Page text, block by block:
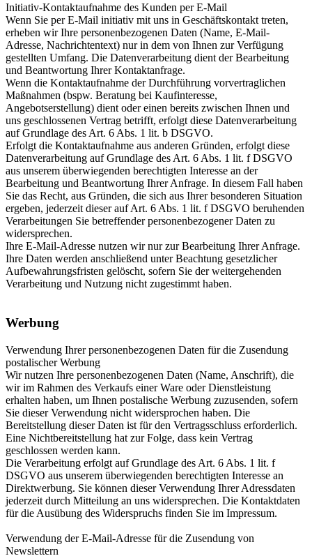
Initiativ-Kontaktaufnahme des Kunden per E-Mail
Wenn Sie per E-Mail initiativ mit uns in Geschäftskontakt treten,
erheben wir Ihre personenbezogenen Daten (Name, E-Mail-
Adresse, Nachrichtentext) nur in dem von Ihnen zur Verfügung
gestellten Umfang. Die Datenverarbeitung dient der Bearbeitung
und Beantwortung Ihrer Kontaktanfrage.
Wenn die Kontaktaufnahme der Durchführung vorvertraglichen
Maßnahmen (bspw. Beratung bei Kaufinteresse,
Angebotserstellung) dient oder einen bereits zwischen Ihnen und
uns geschlossenen Vertrag betrifft, erfolgt diese Datenverarbeitung
auf Grundlage des Art. 6 Abs. 1 lit. b DSGVO.
Erfolgt die Kontaktaufnahme aus anderen Gründen, erfolgt diese
Datenverarbeitung auf Grundlage des Art. 6 Abs. 1 lit. f DSGVO
aus unserem überwiegenden berechtigten Interesse an der
Bearbeitung und Beantwortung Ihrer Anfrage. In diesem Fall haben
Sie das Recht, aus Gründen, die sich aus Ihrer besonderen Situation
ergeben, jederzeit dieser auf Art. 6 Abs. 1 lit. f DSGVO beruhenden
Verarbeitungen Sie betreffender personenbezogener Daten zu
widersprechen.
Ihre E-Mail-Adresse nutzen wir nur zur Bearbeitung Ihrer Anfrage.
Ihre Daten werden anschließend unter Beachtung gesetzlicher
Aufbewahrungsfristen gelöscht, sofern Sie der weitergehenden
Verarbeitung und Nutzung nicht zugestimmt haben.
Werbung
Verwendung Ihrer personenbezogenen Daten für die Zusendung
postalischer Werbung
Wir nutzen Ihre personenbezogenen Daten (Name, Anschrift), die
wir im Rahmen des Verkaufs einer Ware oder Dienstleistung
erhalten haben, um Ihnen postalische Werbung zuzusenden, sofern
Sie dieser Verwendung nicht widersprochen haben. Die
Bereitstellung dieser Daten ist für den Vertragsschluss erforderlich.
Eine Nichtbereitstellung hat zur Folge, dass kein Vertrag
geschlossen werden kann.
Die Verarbeitung erfolgt auf Grundlage des Art. 6 Abs. 1 lit. f
DSGVO aus unserem überwiegenden berechtigten Interesse an
Direktwerbung. Sie können dieser Verwendung Ihrer Adressdaten
jederzeit durch Mitteilung an uns widersprechen. Die Kontaktdaten
für die Ausübung des Widerspruchs finden Sie im Impressum.
Verwendung der E-Mail-Adresse für die Zusendung von
Newslettern